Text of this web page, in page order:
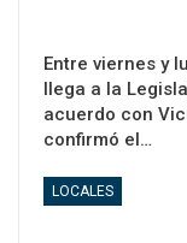
Entre viernes y
llega a la
acuerdo con
confirmó el…
LOCALES